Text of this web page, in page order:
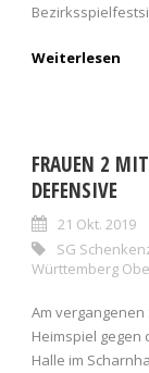
Weiterlesen
FRAUEN 2
DEFENSIVE
21 Okt. 2019
SG
Württemberg
Am
Heimspiel gegen
Halle im